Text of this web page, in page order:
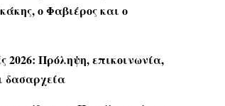
ο Φαβιέρος και ο
2026: Πρόληψη, επικοινωνία,
δασαρχεία